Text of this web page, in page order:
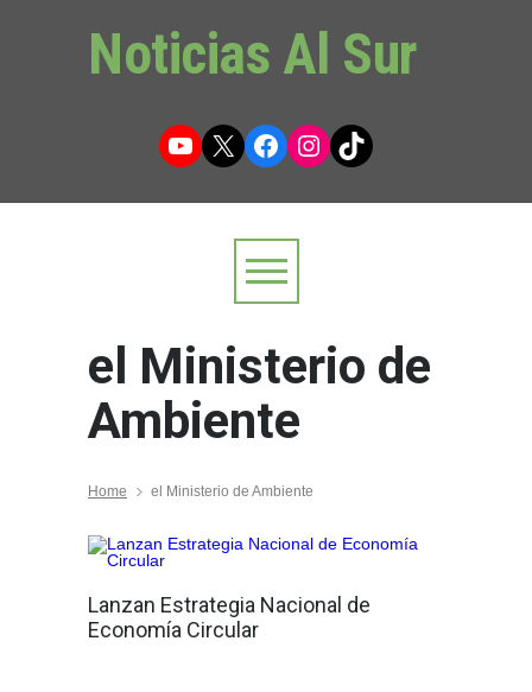
Noticias Al Sur
YouTube
X Facebook
Instagram
TikTok
el Ministerio de
Ambiente
Home el Ministerio de Ambiente
Lanzan Estrategia Nacional de
Economía Circular